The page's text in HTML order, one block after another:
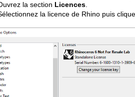
la section Licences.
la licence de Rhino puis